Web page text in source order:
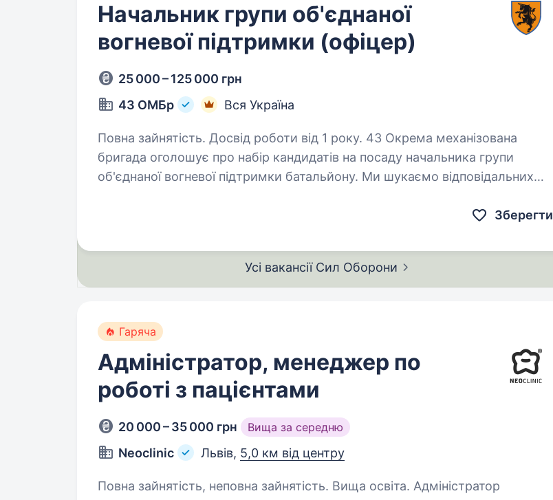
Начальник групи об'єднаної
вогневої підтримки (офіцер)
25 000 – 125 000 грн
43 ОМБр
Вся Україна
Повна зайнятість. Досвід роботи від 1 року. 43 Окрема механізована
бригада оголошує про набір кандидатів на посаду начальника групи
об'єднаної вогневої підтримки батальйону. Ми шукаємо відповідальних
Зберегти
Усі вакансії Сил Оборони
Гаряча
Адміністратор, менеджер по
роботі з пацієнтами
20 000 – 35 000 грн Вища за середню
Neoclinic Львів, 5,0 км від центру
Повна зайнятість, неповна зайнятість. Вища освіта. Адміністратор